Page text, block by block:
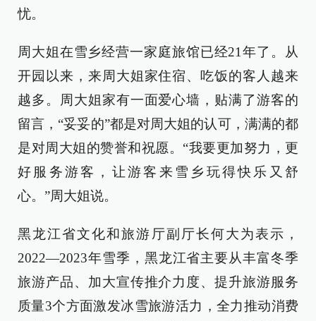
忧。
周大姐在雪乡经营一家庭旅馆已经21年了。从
开园以来，来周大姐家住宿、吃饭的客人越来
越多。周大姐家有一面爱心墙，贴满了游客的
留言，“妥妥的”都是对周大姐的认可，满满的都
是对周大姐的赞誉和祝愿。“我要更加努力，更
好服务游客，让游客来雪乡玩得快乐又舒
心。”周大姐说。
黑龙江省文化和旅游厅副厅长何大为表示，
2022—2023年雪季，黑龙江省主要从丰富冬季
旅游产品、加大宣传推介力度、提升旅游服务
质量3个方面激发冰雪旅游活力，全力推动消费